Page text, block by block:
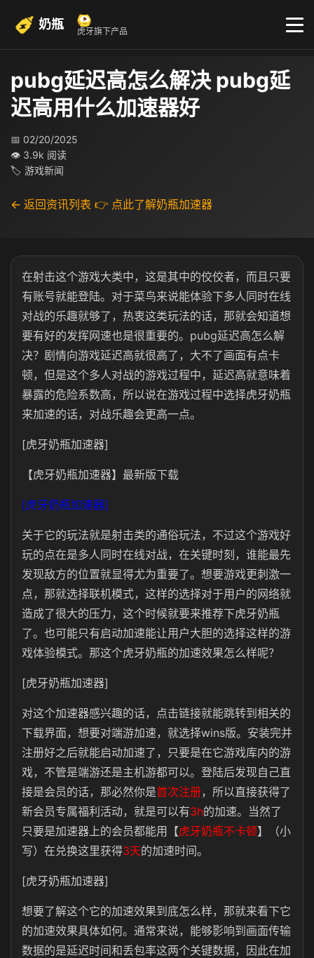
奶瓶 虎牙旗下产品
pubg延迟高怎么解决 pubg延
迟高用什么加速器好
📅 02/20/2025
👁 3.9k 阅读
🏷 游戏新闻
← 返回资讯列表 👉 点此了解奶瓶加速器
在射击这个游戏大类中，这是其中的佼佼者，而且只要
有账号就能登陆。对于菜鸟来说能体验下多人同时在线
对战的乐趣就够了，热衷这类玩法的话，那就会知道想
要有好的发挥网速也是很重要的。pubg延迟高怎么解
决？剧情向游戏延迟高就很高了，大不了画面有点卡
顿，但是这个多人对战的游戏过程中，延迟高就意味着
暴露的危险系数高，所以说在游戏过程中选择虎牙奶瓶
来加速的话，对战乐趣会更高一点。
[虎牙奶瓶加速器]
【虎牙奶瓶加速器】最新版下载
[虎牙奶瓶加速器]
关于它的玩法就是射击类的通俗玩法，不过这个游戏好
玩的点在是多人同时在线对战，在关键时刻，谁能最先
发现敌方的位置就显得尤为重要了。想要游戏更刺激一
点，那就选择联机模式，这样的选择对于用户的网络就
造成了很大的压力，这个时候就要来推荐下虎牙奶瓶
了。也可能只有启动加速能让用户大胆的选择这样的游
戏体验模式。那这个虎牙奶瓶的加速效果怎么样呢？
[虎牙奶瓶加速器]
对这个加速器感兴趣的话，点击链接就能跳转到相关的
下载界面，想要对端游加速，就选择wins版。安装完并
注册好之后就能启动加速了，只要是在它游戏库内的游
戏，不管是端游还是主机游都可以。登陆后发现自己直
接是会员的话，那必然你是首次注册，所以直接获得了
新会员专属福利活动，就是可以有3h的加速。当然了
只要是加速器上的会员都能用【虎牙奶瓶不卡顿】（小
写）在兑换这里获得3天的加速时间。
[虎牙奶瓶加速器]
想要了解这个它的加速效果到底怎么样，那就来看下它
的加速效果具体如何。通常来说，能够影响到画面传输
数据的是延迟时间和丢包率这两个关键数据，因此在加